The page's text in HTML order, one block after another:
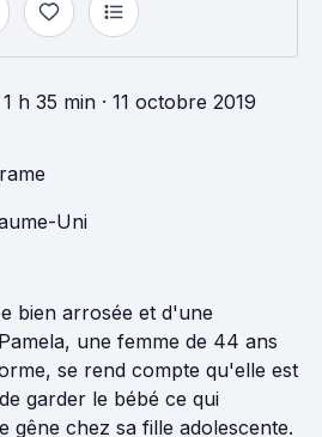
1 h 35 min · 11 octobre 2019
Uni
bien arrosée et d'une
une femme de 44 ans
se rend compte qu'elle est
garder le bébé ce qui
gêne chez sa fille adolescente.